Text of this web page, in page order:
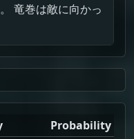
竜巻は敵に向かっ
Probability